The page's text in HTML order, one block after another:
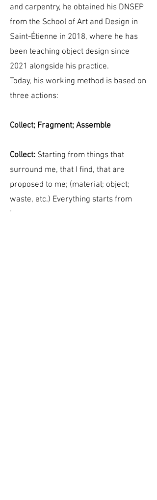
and carpentry, he obtained his DNSEP
from the School of Art and Design in
Saint-Étienne in 2018, where he has
been teaching object design since
2021 alongside his practice.
Today, his working method is based on
three actions:
Collect; Fragment; Assemble
Collect: Starting from things that
surround me, that I find, that are
proposed to me; (material; object;
waste, etc.) Everything starts from
here.